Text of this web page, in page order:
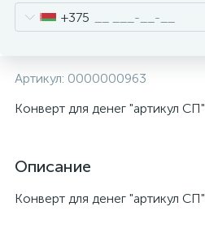
+375
Артикул: 0000000963
Конверт для денег "артикул СП"
Описание
Конверт для денег "артикул СП"